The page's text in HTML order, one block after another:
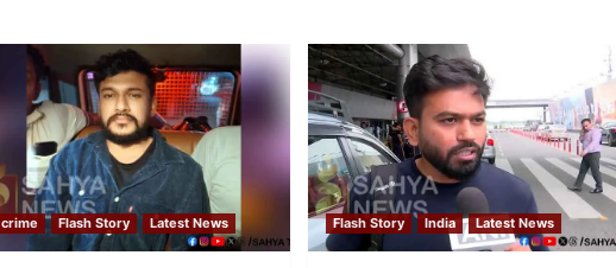
crime Flash Story Latest News Flash Story India Latest News